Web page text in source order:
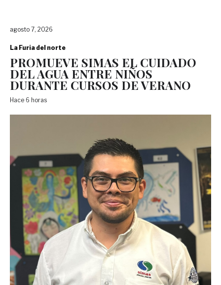
agosto 7, 2026
La Furia del norte
PROMUEVE SIMAS EL CUIDADO
DEL AGUA ENTRE NIÑOS
DURANTE CURSOS DE VERANO
Hace 6 horas